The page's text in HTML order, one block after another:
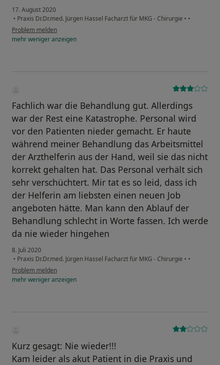
17. August 2020
• Praxis Dr.Dr.med. Jürgen Hassel Facharzt für MKG - Chirurgie • •
Problem melden
mehrwenigeranzeigen
Fachlich war die Behandlung gut. Allerdings
war der Rest eine Katastrophe. Personal wird
vor den Patienten nieder gemacht. Er haute
während meiner Behandlung das Arbeitsmittel
der Arzthelferin aus der Hand, weil sie das nicht
korrekt gehalten hat. Das Personal verhält sich
sehr verschüchtert. Mir tat es so leid, dass ich
der Helferin am liebsten einen neuen Job
angeboten hätte. Man kann den Ablauf der
Behandlung schlecht in Worte fassen. Ich werde
da nie wieder hingehen
8. Juli 2020
• Praxis Dr.Dr.med. Jürgen Hassel Facharzt für MKG - Chirurgie • •
Problem melden
mehrwenigeranzeigen
Kurz gesagt: Nie wieder!!!
Kam leider als akut Patient in die Praxis und